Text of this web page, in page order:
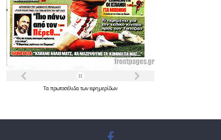
Ταπρωτοσέλιδατωνεφημερίδων